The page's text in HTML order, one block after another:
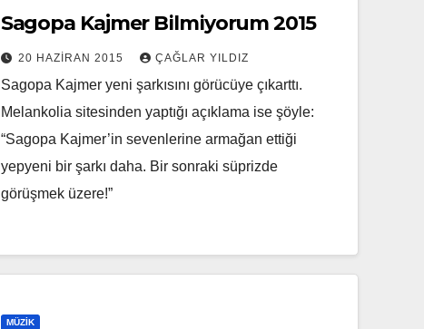
Sagopa Kajmer Bilmiyorum 2015
20 HAZIRAN 2015 ÇAĞLAR YILDIZ
Sagopa Kajmer yeni şarkısını görücüye çıkarttı.
Melankolia sitesinden yaptığı açıklama ise şöyle:
“Sagopa Kajmer’in sevenlerine armağan ettiği
yepyeni bir şarkı daha. Bir sonraki süprizde
görüşmek üzere!”
MÜZIK